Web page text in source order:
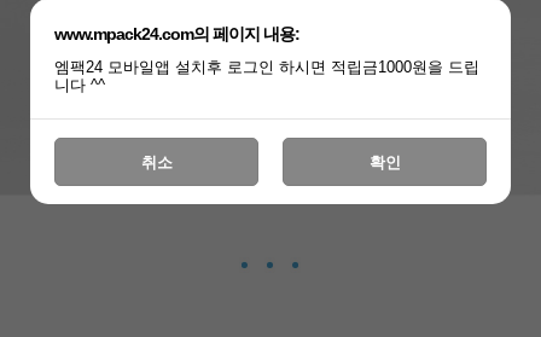
www.mpack24.com의 페이지 내용:
엠팩24 모바일앱 설치후 로그인 하시면 적립금1000원을 드립
니다 ^^
취소 확인